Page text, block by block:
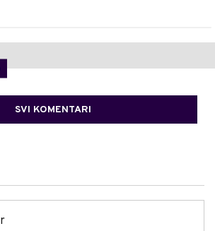
SVI KOMENTARI